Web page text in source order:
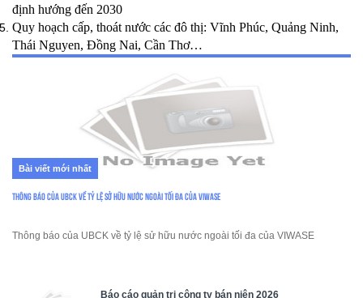
định hướng đến 2030
Quy hoạch cấp, thoát nước các đô thị: Vĩnh Phúc, Quảng Ninh,
Thái Nguyen, Đồng Nai, Cần Thơ…
Bài viết mới nhất
Thông báo của UBCK về tỷ lệ sở hữu nước ngoài tối đa của VIWASE
Thông báo của UBCK về tỷ lệ sử hữu nước ngoài tối đa của VIWASE
Báo cáo quản trị công ty bán niên 2026